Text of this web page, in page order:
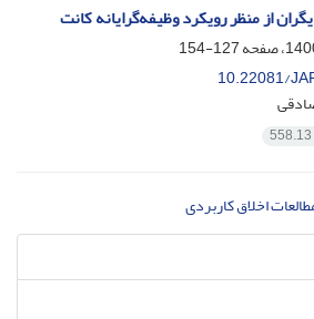
از منظر رویکرد وظیفه‌گرایانه کانت
127-154
10.22081/